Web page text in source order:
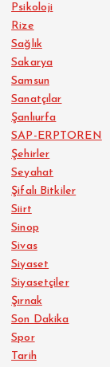
Psikoloji
Rize
Sağlık
Sakarya
Samsun
Sanatçılar
Şanlıurfa
SAP-ERPTOREN
Şehirler
Seyahat
Şifalı Bitkiler
Siirt
Sinop
Sivas
Siyaset
Siyasetçiler
Şırnak
Son Dakika
Spor
Tarih